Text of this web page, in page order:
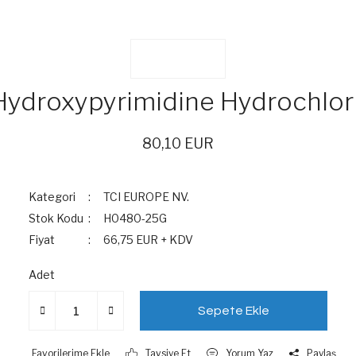
80,10 EUR
Kategori
TCI EUROPE NV.
Stok Kodu
H0480-25G
Fiyat
66,75 EUR + KDV
Adet
Sepete Ekle
Tavsiye Et Yorum Yaz Paylaş